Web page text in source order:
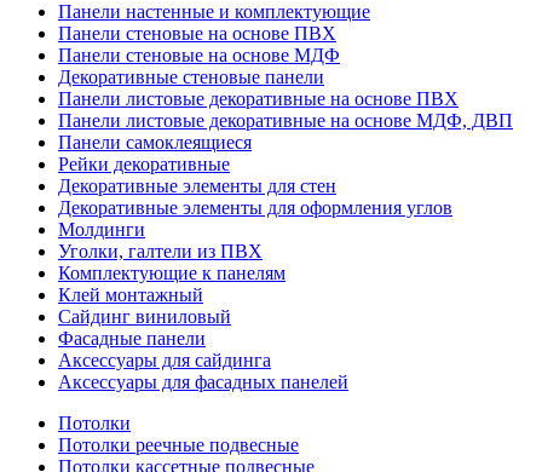
Панели настенные и комплектующие
Панели стеновые на основе ПВХ
Панели стеновые на основе МДФ
Декоративные стеновые панели
Панели листовые декоративные на основе ПВХ
Панели листовые декоративные на основе МДФ, ДВП
Панели самоклеящиеся
Рейки декоративные
Декоративные элементы для стен
Декоративные элементы для оформления углов
Молдинги
Уголки, галтели из ПВХ
Комплектующие к панелям
Клей монтажный
Сайдинг виниловый
Фасадные панели
Аксессуары для сайдинга
Аксессуары для фасадных панелей
Потолки
Потолки реечные подвесные
Потолки кассетные подвесные